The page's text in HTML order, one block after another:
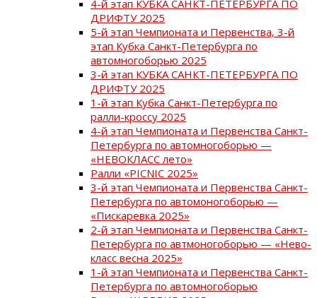
4-й этап КУБКА САНКТ-ПЕТЕРБУРГА ПО
ДРИФТУ 2025
5-й этап Чемпионата и Первенства, 3-й
этап Кубка Санкт-Петербурга по
автомногоборью 2025
3-й этап КУБКА САНКТ-ПЕТЕРБУРГА ПО
ДРИФТУ 2025
1-й этап Кубка Санкт-Петербурга по
ралли-кроссу 2025
4-й этап Чемпионата и Первенства Санкт-
Петербурга по автомногоборью —
«НЕВОКЛАСС лето»
Ралли «PICNIC 2025»
3-й этап Чемпионата и Первенства Санкт-
Петербурга по автомоногоборью —
«Пискаревка 2025»
2-й этап Чемпионата и Первенства Санкт-
Петербурга по автмоногоборью — «Нево-
класс весна 2025»
1-й этап Чемпионата и Первенства Санкт-
Петербурга по автомногоборью